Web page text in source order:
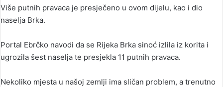
Više putnih pravaca je presječeno u ovom dijelu, kao i dio
naselja Brka.
Portal Ebrčko navodi da se Rijeka Brka sinoć izlila iz korita i
ugrozila šest naselja te presjekla 11 putnih pravaca.
Nekoliko mjesta u našoj zemlji ima sličan problem, a trenutno